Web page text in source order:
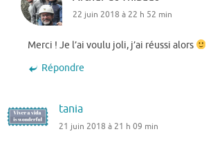
22 juin 2018 à 22 h 52 min
Merci ! Je l’ai voulu joli, j’ai réussi alors
Répondre
tania
21 juin 2018 à 21 h 09 min